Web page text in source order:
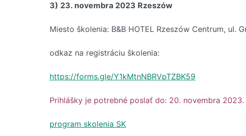
3) 23. novembra 2023 Rzeszów
Miesto školenia: B&B HOTEL Rzeszów Centrum, ul.
odkaz na registráciu školenia:
https://forms.gle/Y1kMtnNBRVpTZBK59
Prihlášky je potrebné poslať do: 20. novembra 2023.
program skolenia SK